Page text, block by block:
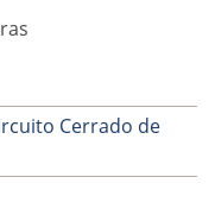
Cerrado de